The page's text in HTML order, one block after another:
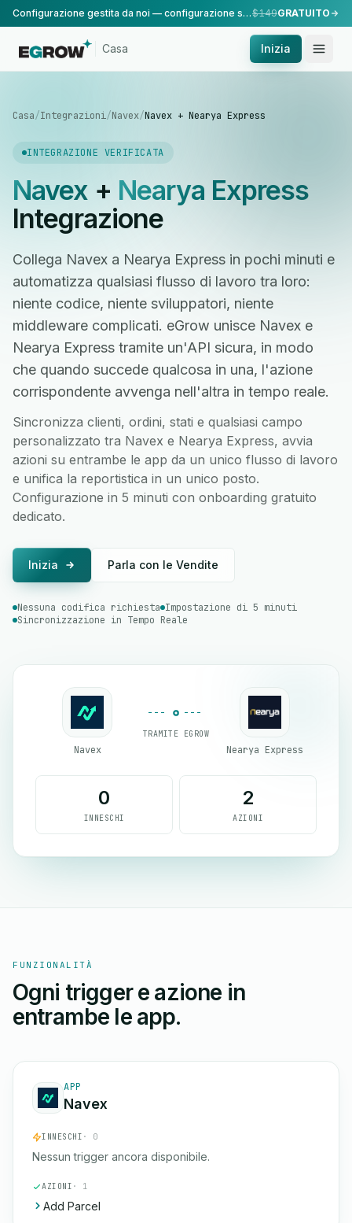
Configurazione gestita da noi — configurazione standard, eseguita dal nostro team.$149GRATUITO
Casa Inizia
Casa/Integrazioni/Navex/Navex + Nearya Express
INTEGRAZIONE VERIFICATA
Navex+ Nearya Express
Integrazione
Collega Navex a Nearya Express in pochi minuti e
automatizza qualsiasi flusso di lavoro tra loro:
niente codice, niente sviluppatori, niente
middleware complicati. eGrow unisce Navex e
Nearya Express tramite un'API sicura, in modo
che quando succede qualcosa in una, l'azione
corrispondente avvenga nell'altra in tempo reale.
Sincronizza clienti, ordini, stati e qualsiasi campo
personalizzato tra Navex e Nearya Express, avvia
azioni su entrambe le app da un unico flusso di lavoro
e unifica la reportistica in un unico posto.
Configurazione in 5 minuti con onboarding gratuito
dedicato.
Inizia Parla con le Vendite
Nessuna codifica richiesta Impostazione di 5 minuti
Sincronizzazione in Tempo Reale
Navex
TRAMITE EGROW
Nearya Express
0
INNESCHI
2
AZIONI
FUNZIONALITÀ
Ogni trigger e azione in
entrambe le app.
APP
Navex
INNESCHI · 0
Nessun trigger ancora disponibile.
AZIONI · 1
Add Parcel